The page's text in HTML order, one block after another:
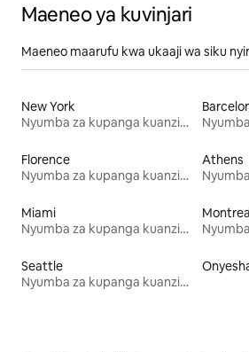
Maeneo ya kuvinjari
Maeneo maarufu kwa ukaaji wa siku
New York
Nyumba za kupanga kuanzia mwezi mmoja
Florence
Nyumba za kupanga kuanzia mwezi mmoja
Athens
Miami
Nyumba za kupanga kuanzia mwezi mmoja
Seattle
Nyumba za kupanga kuanzia mwezi mmoja